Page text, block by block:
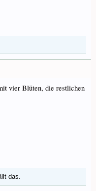
vier Blüten, die restlichen
das.